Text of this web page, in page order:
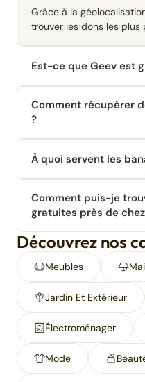
Grâce à la
trouver les dons les plus
Est-ce que Geev est
Comment récupérer
?
À quoi servent les
Comment puis-je
gratuites près de
Découvrez nos
Meubles
Jardin Et Extérieur
Électroménager
Mode